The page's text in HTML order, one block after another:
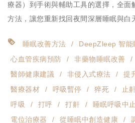
療器）到手術與輔助工具的選擇，全面
方法，讓您重新找回夜間深層睡眠與白
睡眠改善方法
DeepZleep 智能
心血管疾病預防
非藥物睡眠改善
醫師健康建議
非侵入式療法 提
醫療器材
呼吸暫停 猝死 止
呼吸
打呼 打鼾 睡眠呼吸中
電位治療器
從睡眠中創造健康